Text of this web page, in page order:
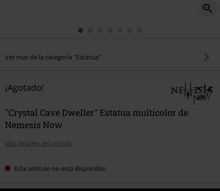
Ver más de la categoría "Estatua"
¡Agotado!
"Crystal Cave Dweller" Estatua multicolor de
Nemesis Now
Más detalles del artículo
Este artículo no está disponible.